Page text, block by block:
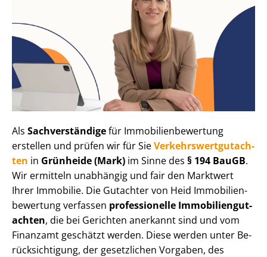
Als Sachverständigefür Im­mo­bi­li­en­be­wer­tung
erstellen und prüfen wir für SieVer­kehrs­wert­gut­ach­
ten in Grünheide (Mark) im Sinne des § 194 BauGB.
Wir ermitteln unabhängig und fair den Marktwert
Ihrer Immobilie. Die Gutachter von Heid Im­mo­bi­li­en­
be­wer­tung verfassen professionelle Im­mo­bi­li­en­gut­
ach­ten, die bei Gerichten anerkannt sind und vom
Finanzamt geschätzt werden. Diese werden unter Be­
rück­sich­ti­gung, der gesetzlichen Vorgaben, des